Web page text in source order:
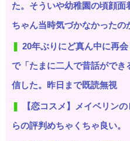
た。そういや幼稚園の頃顔
ちゃん当時気づかなかったの
20年ぶりにど真ん中に再
で「たまに二人で昔話ができ
信した。昨日まで既読無視
【恋コスメ】メイベリン
らの評判めちゃくちゃ良い。